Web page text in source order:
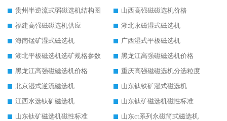
贵州半逆流式弱磁选机结构图
山西高强磁磁选机价格
福建高强磁磁选机供应
湖北永磁湿式磁选机
海南锰矿湿式磁选机
广西湿式平板磁选机
湖北平板磁选机选矿规格参数
黑龙江高强磁磁选机价格
黑龙江高强磁磁选机价格
重庆高强磁磁选机分选粒度
北京湿式逆流磁选机
山东钛铁矿湿式磁选机
江西水选钛矿磁选机
山东钛矿磁选机磁性标准
山东钛矿磁选机磁性标准
山东ct系列永磁筒式磁选机